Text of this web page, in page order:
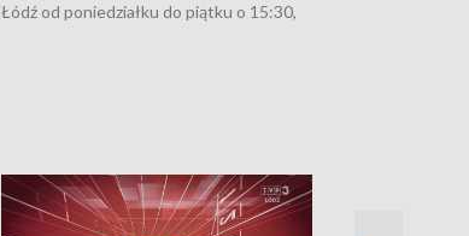
Łódź od poniedziałku do piątku o 15:30,